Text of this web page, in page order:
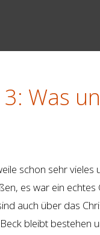
3: Was
schon sehr
es war ein
auch über das
bleibt bestehen